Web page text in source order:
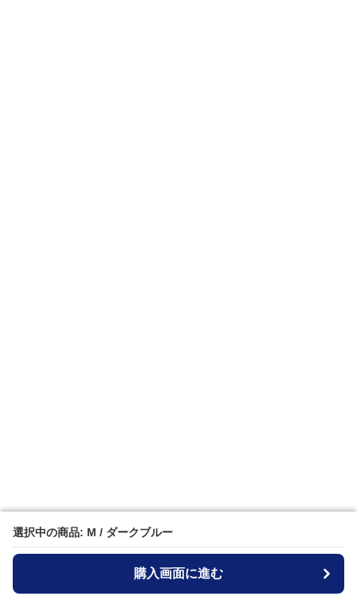
選択中の商品: M / ダークブルー
購入画面に進む
選択中の商品: M / ダークブルー
購入画面に進む